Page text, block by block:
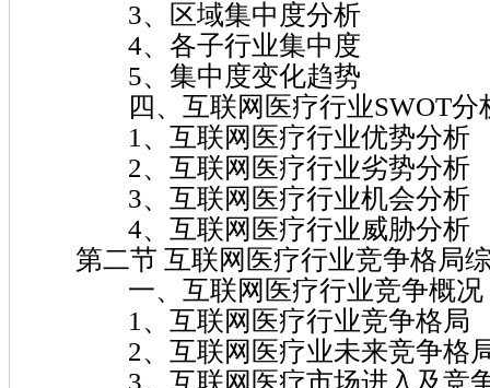
3、区域集中度分析
4、各子行业集中度
5、集中度变化趋势
四、互联网医疗行业SWOT分
1、互联网医疗行业优势分析
2、互联网医疗行业劣势分析
3、互联网医疗行业机会分析
4、互联网医疗行业威胁分析
第二节 互联网医疗行业竞争格局
一、互联网医疗行业竞争概况
1、互联网医疗行业竞争格局
2、互联网医疗业未来竞争格局
3、互联网医疗市场进入及竞争